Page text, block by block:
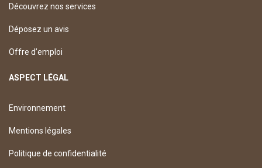
Découvrez nos services
Déposez un avis
Offre d’emploi
ASPECT LÉGAL
Environnement
Mentions légales
Politique de confidentialité